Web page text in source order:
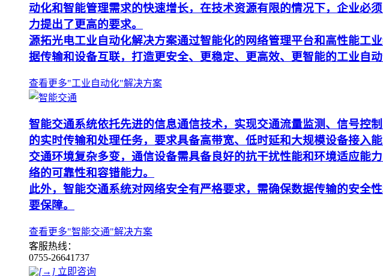
动化和智能管理需求的快速增长，在技术资源有限的情况下，企业必
力提出了更高的要求。
源拓光电工业自动化解决方案通过智能化的网络管理平台和高性能工
据传输和设备互联，打造更安全、更稳定、更高效、更智能的工业自动
查看更多"工业自动化"解决方案
智能交通系统依托先进的信息通信技术，实现交通流量监测、信号控
的实时传输和处理任务，要求具备高带宽、低时延和大规模设备接入能
交通环境复杂多变，通信设备需具备良好的抗干扰性能和环境适应能
络的可靠性和容错能力。
此外，智能交通系统对网络安全有严格要求，需确保数据传输的安全
要保障。
查看更多"智能交通"解决方案
客服热线：
0755-26641737
立即咨询